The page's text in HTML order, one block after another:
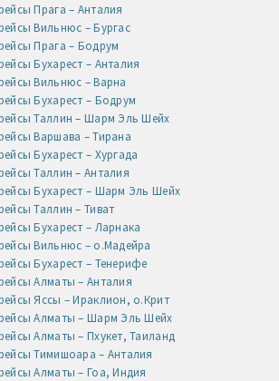
Прага – Анталия
Вильнюс – Бургас
Прага – Бодрум
Бухарест – Анталия
Вильнюс – Варна
Бухарест – Бодрум
Таллин – Шарм Эль Шейх
Варшава – Тирана
Бухарест – Хургада
Таллин – Анталия
Бухарест – Шарм Эль Шейх
Таллин – Тиват
Бухарест – Ларнака
Вильнюс – о.Мадейра
Бухарест – Тенерифе
Алматы – Анталия
Яссы – Ираклион, о.Крит
Алматы – Шарм Эль Шейх
Алматы – Пхукет, Таиланд
Тимишоара – Анталия
Алматы – Гоа, Индия